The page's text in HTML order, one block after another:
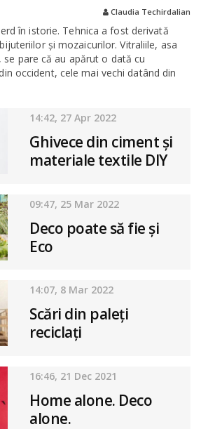
Claudia Techirdalian
în istorie. Tehnica a fost derivată
și mozaicurilor. Vitraliile, asa
pare că au apărut o dată cu
occident, cele mai vechi datând din
14:42, 27 Apr 2022
Ghivece din ciment și
materiale textile DIY
09:47, 25 Mar 2022
Deco poate să fie și
Eco
14:07, 8 Mar 2022
Scări din paleţi
reciclaţi
16:46, 21 Dec 2021
Home alone. Deco
alone.